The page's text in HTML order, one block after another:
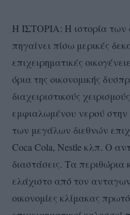
Η ΙΣΤΟΡΙΑ: Η ιστορία
πηγαίνει πίσω μερικές
επιχειρηματικές
όρια της οικονομικής
διαχειριστικούς
εμφιαλωμένου νερού στην
των μεγάλων διεθνών
Coca Cola, Nestle κλπ. Ο
διαστάσεις. Τα περιθώρια
ελάχιστο από τον
οικονομίες κλίμακας